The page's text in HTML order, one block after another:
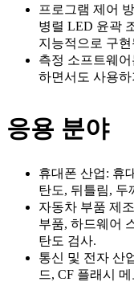
프로그램 제어
병렬 LED 윤곽
지능적으로 구
측정 소프트웨
하면서도 사용
응용 분야
휴대폰 산업: 휴
탄도, 뒤틀림, 두
자동차 부품 제
부품, 하드웨어
탄도 검사.
통신 및 전자 산
드, CF 플래시